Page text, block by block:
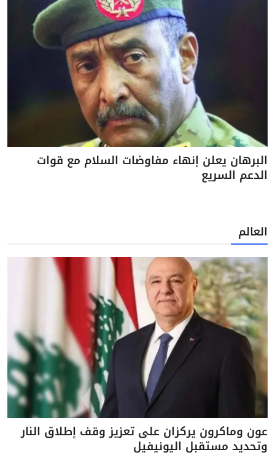
البرهان يعلن إنهاء مفاوضات السلام مع قوات
الدعم السريع
العالم
عون وماكرون يركزان على تعزيز وقف إطلاق النار
وتحديد مستقبل اليونيفيل